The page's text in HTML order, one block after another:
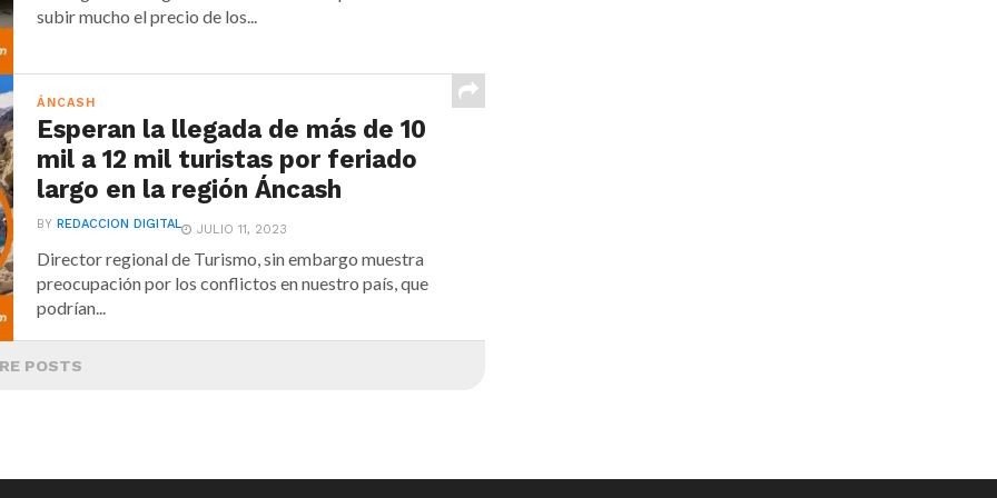
subir mucho el precio de los...
ÁNCASH
Esperan la llegada de más de 10
mil a 12 mil turistas por feriado
largo en la región Áncash
BYREDACCION DIGITAL JULIO 11, 2023
Director regional de Turismo, sin embargo muestra
preocupación por los conflictos en nuestro país, que
podrían...
POSTS